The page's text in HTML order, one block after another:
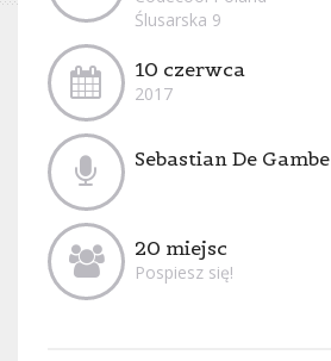
Ślusarska 9
10 czerwca
2017
Sebastian De Gambe
20 miejsc
Pospiesz się!